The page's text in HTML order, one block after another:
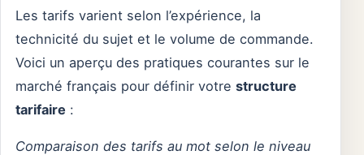
Les tarifs varient selon l’expérience, la
technicité du sujet et le volume de commande.
Voici un aperçu des pratiques courantes sur le
marché français pour définir votre structure
tarifaire :
Comparaison des tarifs au mot selon le niveau